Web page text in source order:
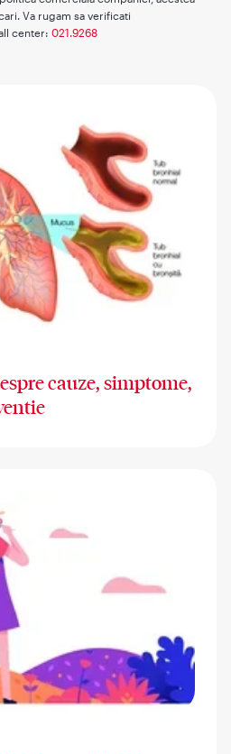
Va rugam sa verificati
center: 021.9268
cauze, simptome,